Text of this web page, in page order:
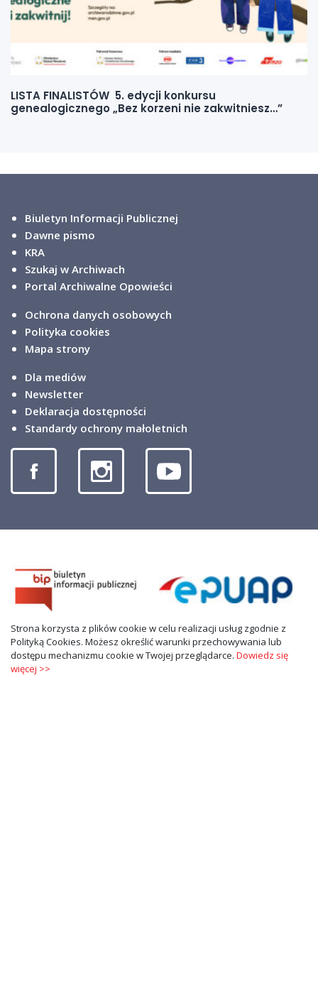
LISTA FINALISTÓW 5. edycji konkursu
genealogicznego „Bez korzeni nie zakwitniesz…”
Biuletyn Informacji Publicznej
Dawne pismo
KRA
Szukaj w Archiwach
Portal Archiwalne Opowieści
Ochrona danych osobowych
Polityka cookies
Mapa strony
Dla mediów
Newsletter
Deklaracja dostępności
Standardy ochrony małoletnich
Strona korzysta z plików cookie w celu realizacji usług zgodnie z
Polityką Cookies. Możesz określić warunki przechowywania lub
dostępu mechanizmu cookie w Twojej przeglądarce. Dowiedz się
więcej >>